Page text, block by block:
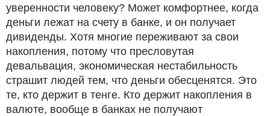
уверенности человеку? Может комфортнее, когда
деньги лежат на счету в банке, и он получает
дивиденды. Хотя многие переживают за свои
накопления, потому что пресловутая
девальвация, экономическая нестабильность
страшит людей тем, что деньги обесценятся. Это
те, кто держит в тенге. Кто держит накопления в
валюте, вообще в банках не получают